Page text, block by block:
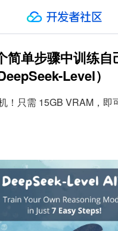
简单步骤中训练自
Level）
！只需 15GB VRAM，即